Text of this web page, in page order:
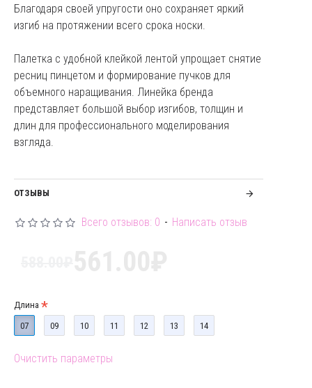
Благодаря своей упругости оно сохраняет яркий
изгиб на протяжении всего срока носки.
Палетка с удобной клейкой лентой упрощает снятие
ресниц пинцетом и формирование пучков для
объемного наращивания. Линейка бренда
представляет большой выбор изгибов, толщин и
длин для профессионального моделирования
взгляда.
ОТЗЫВЫ
Всего отзывов: 0 - Написать отзыв
Длина
07
09 10 11 12 13 14
Очистить параметры